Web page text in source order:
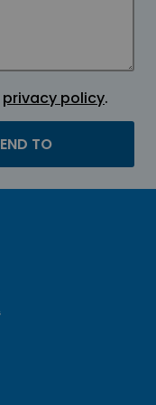
privacy policy.